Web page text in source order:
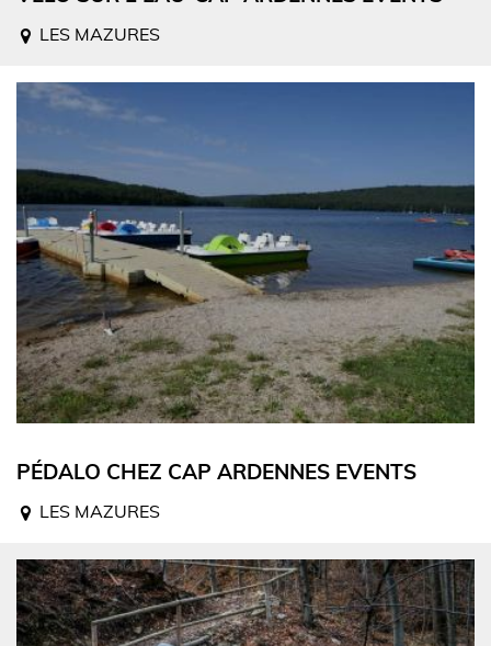
LES MAZURES
PÉDALO CHEZ CAP ARDENNES EVENTS
LES MAZURES